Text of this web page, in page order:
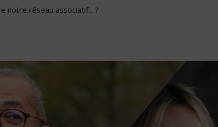
notre réseau associatif... ?